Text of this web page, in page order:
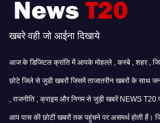
खबरे वही जो आईना दिखाये
आज के डिजिटल क्रांति में आपके मोहल्ले , कस्बे , शहर ,
छोटे जिले से जुडी खबरों जिसमें ताजातरीन खबरों के साथ
, राजनीति , क्राइम और निगम से जुड़ी खबरें NEWS
आप पास की छोटी खबरों तक पहुंचने पर असमर्थ होती हैं।